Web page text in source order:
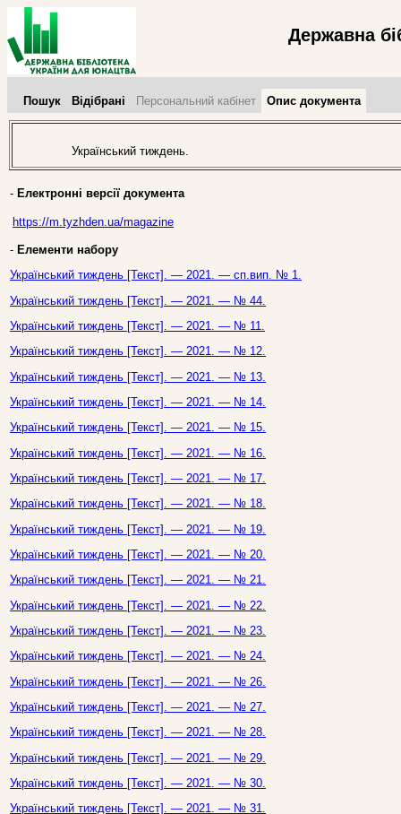
Державна
Пошук Відібрані Персональний кабінет Опис документа
Український тиждень.
- Електронні версії документа
https://m.tyzhden.ua/magazine
- Елементи набору
Український тиждень [Текст]. — 2021. — сп.вип. № 1.
Український тиждень [Текст]. — 2021. — № 44.
Український тиждень [Текст]. — 2021. — № 11.
Український тиждень [Текст]. — 2021. — № 12.
Український тиждень [Текст]. — 2021. — № 13.
Український тиждень [Текст]. — 2021. — № 14.
Український тиждень [Текст]. — 2021. — № 15.
Український тиждень [Текст]. — 2021. — № 16.
Український тиждень [Текст]. — 2021. — № 17.
Український тиждень [Текст]. — 2021. — № 18.
Український тиждень [Текст]. — 2021. — № 19.
Український тиждень [Текст]. — 2021. — № 20.
Український тиждень [Текст]. — 2021. — № 21.
Український тиждень [Текст]. — 2021. — № 22.
Український тиждень [Текст]. — 2021. — № 23.
Український тиждень [Текст]. — 2021. — № 24.
Український тиждень [Текст]. — 2021. — № 26.
Український тиждень [Текст]. — 2021. — № 27.
Український тиждень [Текст]. — 2021. — № 28.
Український тиждень [Текст]. — 2021. — № 29.
Український тиждень [Текст]. — 2021. — № 30.
Український тиждень [Текст]. — 2021. — № 31.